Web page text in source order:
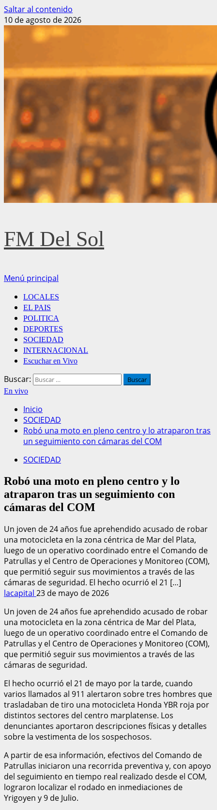
Saltar al contenido
10 de agosto de 2026
FM Del Sol
Menú principal
LOCALES
EL PAIS
POLITICA
DEPORTES
SOCIEDAD
INTERNACIONAL
Escuchar en Vivo
Buscar:
En vivo
Inicio
SOCIEDAD
Robó una moto en pleno centro y lo atraparon tras
un seguimiento con cámaras del COM
SOCIEDAD
Robó una moto en pleno centro y lo
atraparon tras un seguimiento con
cámaras del COM
Un joven de 24 años fue aprehendido acusado de robar
una motocicleta en la zona céntrica de Mar del Plata,
luego de un operativo coordinado entre el Comando de
Patrullas y el Centro de Operaciones y Monitoreo (COM),
que permitió seguir sus movimientos a través de las
cámaras de seguridad. El hecho ocurrió el 21 […]
lacapital 23 de mayo de 2026
Un joven de 24 años fue aprehendido acusado de robar
una motocicleta en la zona céntrica de Mar del Plata,
luego de un operativo coordinado entre el Comando de
Patrullas y el Centro de Operaciones y Monitoreo (COM),
que permitió seguir sus movimientos a través de las
cámaras de seguridad.
El hecho ocurrió el 21 de mayo por la tarde, cuando
varios llamados al 911 alertaron sobre tres hombres que
trasladaban de tiro una motocicleta Honda YBR roja por
distintos sectores del centro marplatense. Los
denunciantes aportaron descripciones físicas y detalles
sobre la vestimenta de los sospechosos.
A partir de esa información, efectivos del Comando de
Patrullas iniciaron una recorrida preventiva y, con apoyo
del seguimiento en tiempo real realizado desde el COM,
lograron localizar el rodado en inmediaciones de
Yrigoyen y 9 de Julio.